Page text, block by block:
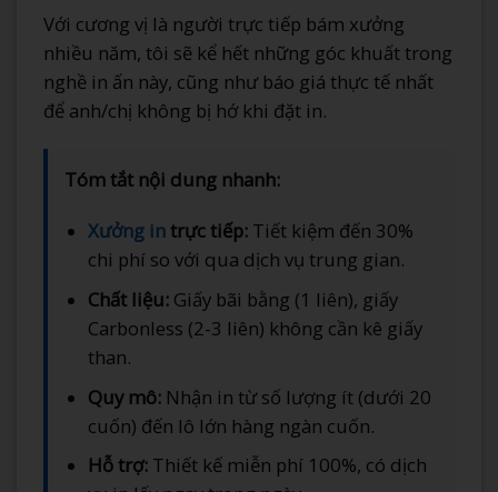
Với cương vị là người trực tiếp bám xưởng
nhiều năm, tôi sẽ kể hết những góc khuất trong
nghề in ấn này, cũng như báo giá thực tế nhất
để anh/chị không bị hớ khi đặt in.
Tóm tắt nội dung nhanh:
Xưởng intrực tiếp:Tiết kiệm đến 30%
chi phí so với qua dịch vụ trung gian.
Chất liệu:Giấy bãi bằng (1 liên), giấy
Carbonless (2-3 liên) không cần kê giấy
than.
Quy mô:Nhận in từ số lượng ít (dưới 20
cuốn) đến lô lớn hàng ngàn cuốn.
Hỗ trợ:Thiết kế miễn phí 100%, có dịch